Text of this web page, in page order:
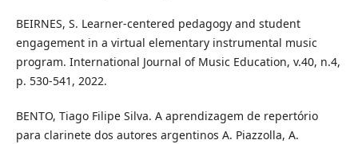
BEIRNES, S. Learner-centered pedagogy and student
engagement in a virtual elementary instrumental music
program. International Journal of Music Education, v.40, n.4,
p. 530-541, 2022.
BENTO, Tiago Filipe Silva. A aprendizagem de repertório
para clarinete dos autores argentinos A. Piazzolla, A.